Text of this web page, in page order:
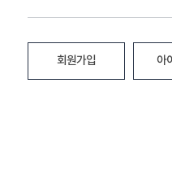
회원가입 아